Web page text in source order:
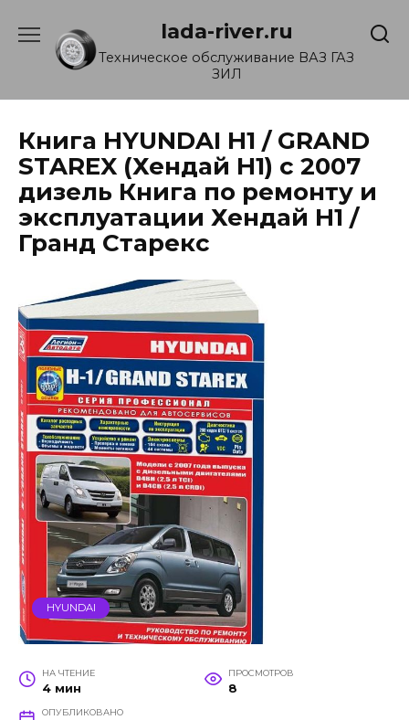
содержанию
lada-river.ru
Техническое обслуживание ВАЗ ГАЗ
ЗИЛ
Книга HYUNDAI H1 / GRAND
STAREX (Хендай Н1) с 2007
дизель Книга по ремонту и
эксплуатации Хендай Н1 /
Гранд Старекс
HYUNDAI
НА ЧТЕНИЕ
4 мин
ПРОСМОТРОВ
8
ОПУБЛИКОВАНО